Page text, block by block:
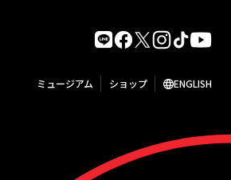
ミュージアム ショップ ENGLISH